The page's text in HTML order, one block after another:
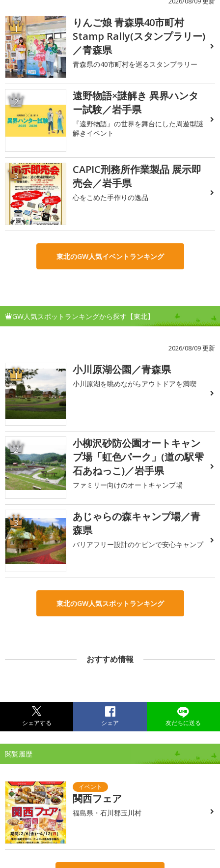
1
りんご娘 青森県40市町村
Stamp Rally(スタンプラリー)
／青森県
青森県の40市町村を巡るスタンプラリー
2
遠野物語×謎解き 異界ハンタ
ー試験／岩手県
『遠野物語』の世界を舞台にした周遊型謎
解きイベント
3
CAPIC刑務所作業製品 展示即
売会／岩手県
心をこめた手作りの逸品
東北のGW人気イベントランキング
GW人気スポットランキングから探す【東北】
2026/08/09 更新
1 小川原湖公園／青森県
小川原湖を眺めながらアウトドアを満喫
2
小柳沢砂防公園オートキャン
プ場「虹色パーク」(道の駅雫
石あねっこ)／岩手県
ファミリー向けのオートキャンプ場
3
あじゃらの森キャンプ場／青
森県
バリアフリー設計のケビンで安心キャンプ
東北のGW人気スポットランキング
おすすめ情報
シェアする シェア 友だちに送る
閲覧履歴
関西フェア
福島県・石川郡玉川村